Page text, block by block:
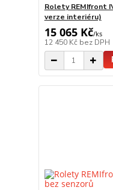
Rolety REMIfront
verze interiéru)
15 065 Kč/ks
12 450 Kč bez DPH